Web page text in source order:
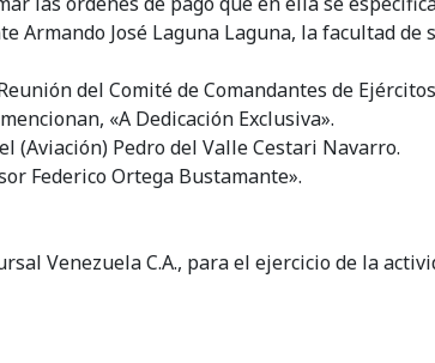
Armando José Laguna Laguna, la facultad
del Comité de Comandantes de
«A Dedicación Exclusiva».
(Aviación) Pedro del Valle Cestari Navarro.
Federico Ortega Bustamante».
Venezuela C.A., para el ejercicio de la